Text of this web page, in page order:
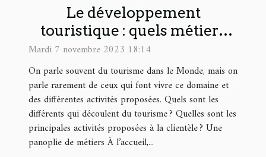
Le développement
touristique : quels métiers
d’avenir ?
Mardi 7 novembre 2023 18:14
On parle souvent du tourisme dans le Monde, mais on
parle rarement de ceux qui font vivre ce domaine et
des différentes activités proposées. Quels sont les
différents qui découlent du tourisme ? Quelles sont les
principales activités proposées à la clientèle ? Une
panoplie de métiers À l’accueil,...